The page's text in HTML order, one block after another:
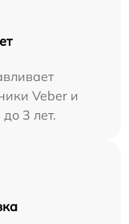
Veber и
3 лет.